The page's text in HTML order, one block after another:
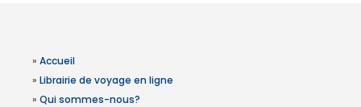
» Accueil
» Librairie de voyage en ligne
» Qui sommes-nous?